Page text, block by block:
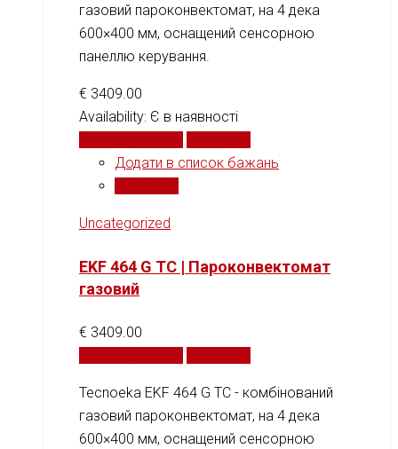
газовий пароконвектомат, на 4 дека
600×400 мм, оснащений сенсорною
панеллю керування.
€ 3409.00
Availability: Є в наявності
Додати в список бажань
Uncategorized
EKF 464 G TC | Пароконвектомат
газовий
€ 3409.00
Tecnoeka EKF 464 G TC - комбінований
газовий пароконвектомат, на 4 дека
600×400 мм, оснащений сенсорною